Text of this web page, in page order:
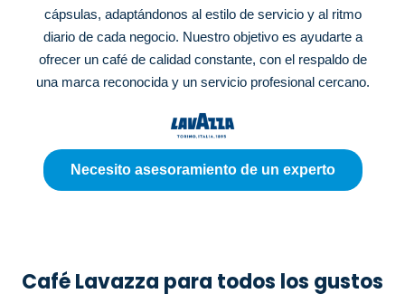
cápsulas, adaptándonos al estilo de servicio y al ritmo
diario de cada negocio. Nuestro objetivo es ayudarte a
ofrecer un café de calidad constante, con el respaldo de
una marca reconocida y un servicio profesional cercano.
Necesito asesoramiento de un experto
Café Lavazza para todos los gustos